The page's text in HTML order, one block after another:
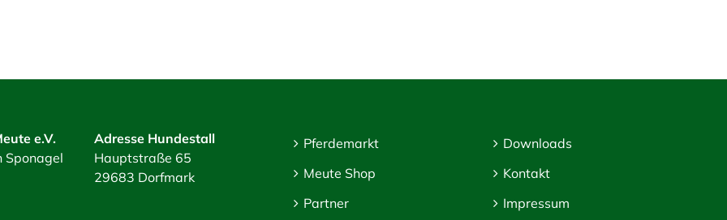
e.V.
Sponagel
Adresse Hundestall
Hauptstraße 65
29683 Dorfmark
Pferdemarkt
Meute Shop
Partner
Downloads
Kontakt
Impressum